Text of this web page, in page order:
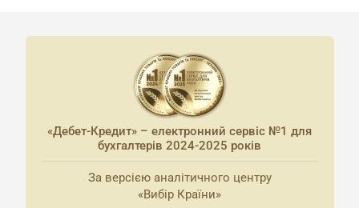
«Дебет-Кредит» – електронний сервіс №1 для
бухгалтерів 2024-2025 років
За версією аналітичного центру
«Вибір Країни»